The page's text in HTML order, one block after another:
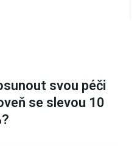
svou péči
se slevou 10